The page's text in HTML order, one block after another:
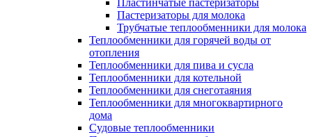
Пластинчатые пастеризаторы
Пастеризаторы для молока
Трубчатые теплообменники для молока
Теплообменники для горячей воды от
отопления
Теплообменники для пива и сусла
Теплообменники для котельной
Теплообменники для снеготаяния
Теплообменники для многоквартирного
дома
Судовые теплообменники